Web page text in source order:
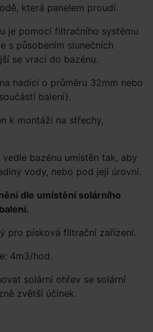
která panelem proudí.
je pomocí filtračního systému
s působením slunečních
se vrací do bazénu.
hadici o průměru 32mm nebo
balení).
k montáži na střechy,
bazénu umístěn tak, aby
vody, nebo pod její úrovní.
dle umístění solárního
pro písková filtrační zařízení.
4m3/hod.
solární ohřev se solární
zvětší účinek.